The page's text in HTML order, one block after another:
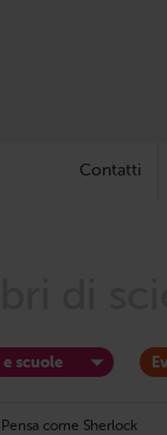
Contatti
e scuole
come Sherlock